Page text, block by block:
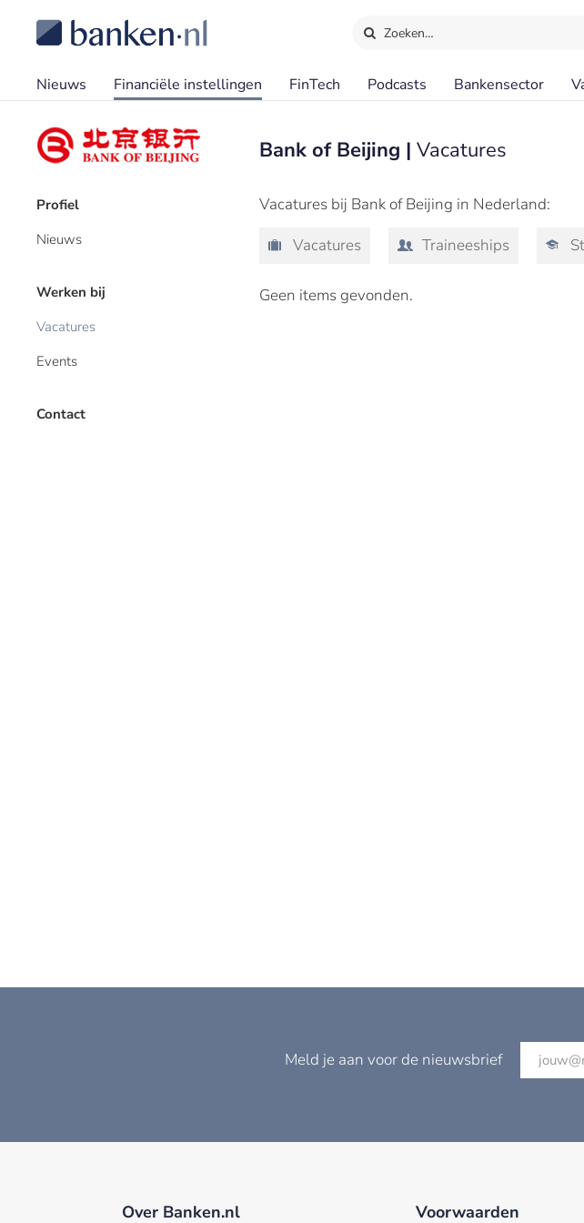
Zoeken…
Nieuws Financiële instellingen FinTech Podcasts Bankensector
Profiel
Nieuws
Werken bij
Vacatures
Events
Contact
Bank of Beijing | Vacatures
Vacatures bij Bank of Beijing in Nederland:
Vacatures
Traineeships
Geen items gevonden.
Meld je aan voor de nieuwsbrief
Over Banken.nl Voorwaarden